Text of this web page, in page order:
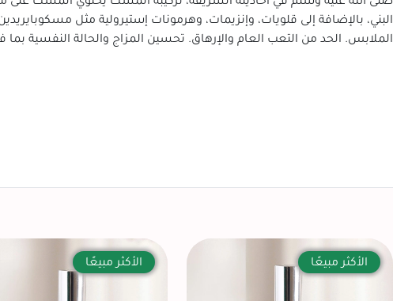
البني، بالإضافة إلى قلويات، وإنزيمات، وهرمونات إستيرولية مثل
الملابس. الحد من التعب العام والإرهاق. تحسين المزاج والحالة النفسية
الأكثر مبيعًا الأكثر مبيعًا